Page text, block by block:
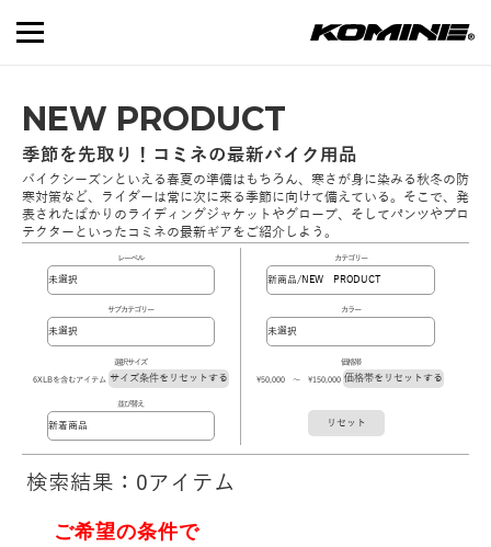
NEW PRODUCT
季節を先取り！コミネの最新バイク用品
バイクシーズンといえる春夏の準備はもちろん、寒さが身に染みる秋冬の防
寒対策など、ライダーは常に次に来る季節に向けて備えている。そこで、発
表されたばかりのライディングジャケットやグローブ、そしてパンツやプロ
テクターといったコミネの最新ギアをご紹介しよう。
レーベル カテゴリー
サブカテゴリー カラー
選択サイズ
6XLBを含むアイテム サイズ条件をリセットする
価格帯
\50,000 ～ \150,000 価格帯をリセットする
並び替え
リセット
検索結果：0アイテム
ご希望の条件で